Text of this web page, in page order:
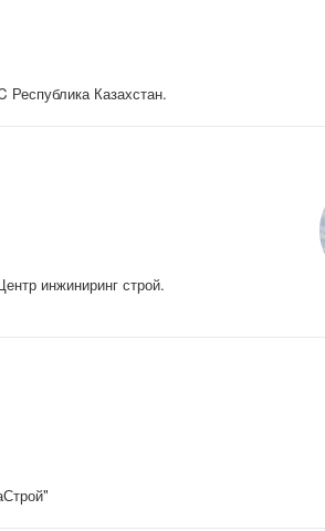
Казахстан.
инжиниринг строй.